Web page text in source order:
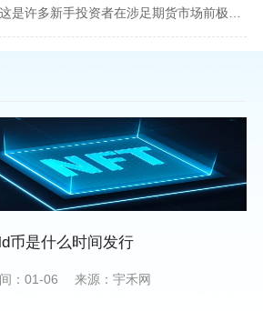
币是什么时间发行
：01-06 来源：宇禾网